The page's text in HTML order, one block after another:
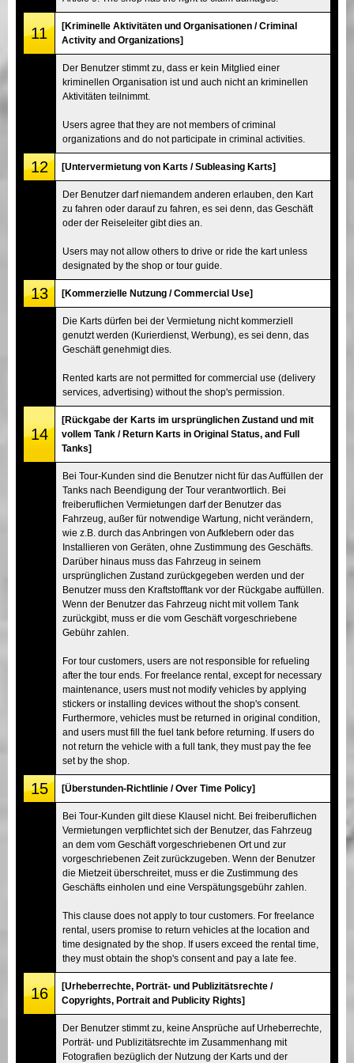
11
[Kriminelle Aktivitäten und Organisationen / Criminal
Activity and Organizations]
Der Benutzer stimmt zu, dass er kein Mitglied einer
kriminellen Organisation ist und auch nicht an kriminellen
Aktivitäten teilnimmt.
Users agree that they are not members of criminal
organizations and do not participate in criminal activities.
12 [Untervermietung von Karts / Subleasing Karts]
Der Benutzer darf niemandem anderen erlauben, den Kart
zu fahren oder darauf zu fahren, es sei denn, das Geschäft
oder der Reiseleiter gibt dies an.
Users may not allow others to drive or ride the kart unless
designated by the shop or tour guide.
13 [Kommerzielle Nutzung / Commercial Use]
Die Karts dürfen bei der Vermietung nicht kommerziell
genutzt werden (Kurierdienst, Werbung), es sei denn, das
Geschäft genehmigt dies.
Rented karts are not permitted for commercial use (delivery
services, advertising) without the shop's permission.
14
[Rückgabe der Karts im ursprünglichen Zustand und mit
vollem Tank / Return Karts in Original Status, and Full
Tanks]
Bei Tour-Kunden sind die Benutzer nicht für das Auffüllen der
Tanks nach Beendigung der Tour verantwortlich. Bei
freiberuflichen Vermietungen darf der Benutzer das
Fahrzeug, außer für notwendige Wartung, nicht verändern,
wie z.B. durch das Anbringen von Aufklebern oder das
Installieren von Geräten, ohne Zustimmung des Geschäfts.
Darüber hinaus muss das Fahrzeug in seinem
ursprünglichen Zustand zurückgegeben werden und der
Benutzer muss den Kraftstofftank vor der Rückgabe auffüllen.
Wenn der Benutzer das Fahrzeug nicht mit vollem Tank
zurückgibt, muss er die vom Geschäft vorgeschriebene
Gebühr zahlen.
For tour customers, users are not responsible for refueling
after the tour ends. For freelance rental, except for necessary
maintenance, users must not modify vehicles by applying
stickers or installing devices without the shop's consent.
Furthermore, vehicles must be returned in original condition,
and users must fill the fuel tank before returning. If users do
not return the vehicle with a full tank, they must pay the fee
set by the shop.
15 [Überstunden-Richtlinie / Over Time Policy]
Bei Tour-Kunden gilt diese Klausel nicht. Bei freiberuflichen
Vermietungen verpflichtet sich der Benutzer, das Fahrzeug
an dem vom Geschäft vorgeschriebenen Ort und zur
vorgeschriebenen Zeit zurückzugeben. Wenn der Benutzer
die Mietzeit überschreitet, muss er die Zustimmung des
Geschäfts einholen und eine Verspätungsgebühr zahlen.
This clause does not apply to tour customers. For freelance
rental, users promise to return vehicles at the location and
time designated by the shop. If users exceed the rental time,
they must obtain the shop's consent and pay a late fee.
16
[Urheberrechte, Porträt- und Publizitätsrechte /
Copyrights, Portrait and Publicity Rights]
Der Benutzer stimmt zu, keine Ansprüche auf Urheberrechte,
Porträt- und Publizitätsrechte im Zusammenhang mit
Fotografien bezüglich der Nutzung der Karts und der